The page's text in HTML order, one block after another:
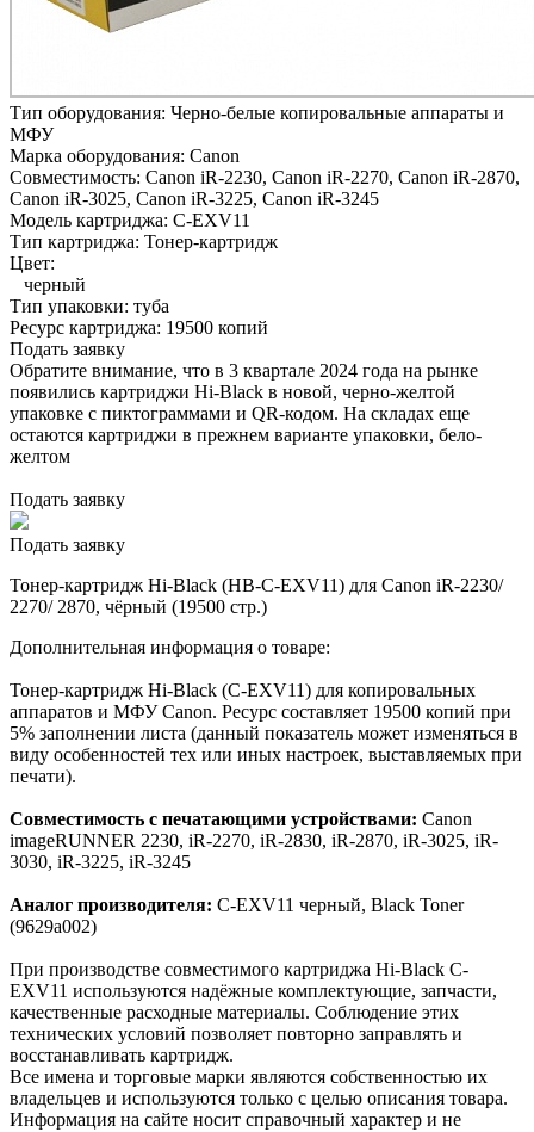
Тип оборудования: Черно-белые копировальные аппараты и
МФУ
Марка оборудования: Canon
Совместимость: Canon iR-2230, Canon iR-2270, Canon iR-2870,
Canon iR-3025, Canon iR-3225, Canon iR-3245
Модель картриджа: C-EXV11
Тип картриджа: Тонер-картридж
Цвет:
черный
Тип упаковки: туба
Ресурс картриджа: 19500 копий
Подать заявку
Обратите внимание, что в 3 квартале 2024 года на рынке
появились картриджи Hi-Black в новой, черно-желтой
упаковке с пиктограммами и QR-кодом. На складах еще
остаются картриджи в прежнем варианте упаковки, бело-
желтом
Подать заявку
Подать заявку
Тонер-картридж Hi-Black (HB-C-EXV11) для Canon iR-2230/
2270/ 2870, чёрный (19500 стр.)
Дополнительная информация о товаре:
Тонер-картридж Hi-Black (C-EXV11) для копировальных
аппаратов и МФУ Canon. Ресурс составляет 19500 копий при
5% заполнении листа (данный показатель может изменяться в
виду особенностей тех или иных настроек, выставляемых при
печати).
Совместимость с печатающими устройствами: Canon
imageRUNNER 2230, iR-2270, iR-2830, iR-2870, iR-3025, iR-
3030, iR-3225, iR-3245
Аналог производителя: C-EXV11 черный, Black Toner
(9629a002)
При производстве совместимого картриджа Hi-Black C-
EXV11 используются надёжные комплектующие, запчасти,
качественные расходные материалы. Соблюдение этих
технических условий позволяет повторно заправлять и
восстанавливать картридж.
Все имена и торговые марки являются собственностью их
владельцев и используются только с целью описания товара.
Информация на сайте носит справочный характер и не